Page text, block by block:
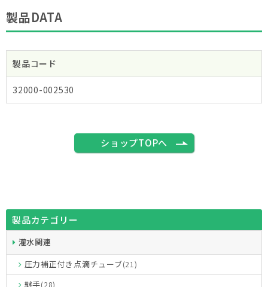
製品DATA
製品コード
32000-002530
ショップTOPへ
製品カテゴリー
灌水関連
圧力補正付き点滴チューブ(21)
継手(28)